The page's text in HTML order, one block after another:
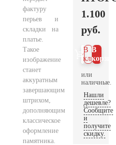
фактуру
перьев и
складки на
платье.
Такое
изображение
станет
аккуратным
завершающим
штрихом,
дополняющим
классическое
оформление
памятника.
1.100
руб.
В
В 1
клик
или
наличные.
Нашли
дешевле?
Сообщите
и
получите
скидку.